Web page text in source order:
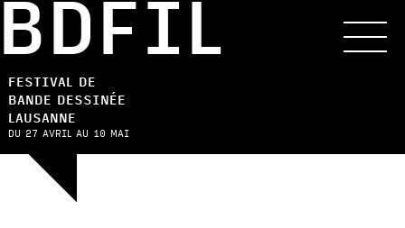
FESTIVAL DE
BANDE DESSINÉE
LAUSANNE
DU 27 AVRIL AU 10 MAI